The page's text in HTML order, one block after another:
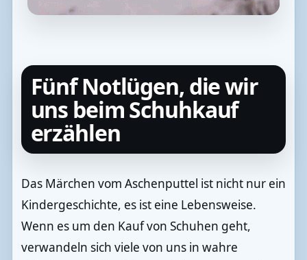
Fünf Notlügen, die wir
uns beim Schuhkauf
erzählen
Das Märchen vom Aschenputtel ist nicht nur ein
Kindergeschichte, es ist eine Lebensweise.
Wenn es um den Kauf von Schuhen geht,
verwandeln sich viele von uns in wahre